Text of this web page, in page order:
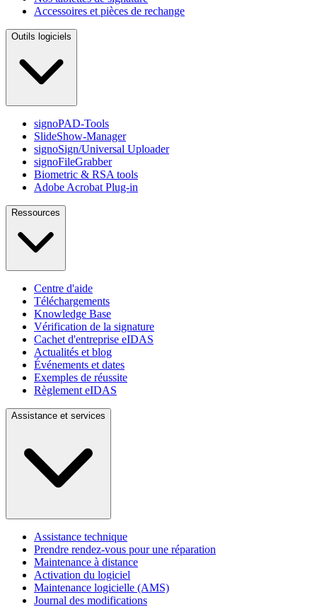
Accessoires et pièces de rechange
Outils logiciels
signoPAD-Tools
SlideShow-Manager
signoSign/Universal Uploader
signoFileGrabber
Biometric & RSA tools
Adobe Acrobat Plug-in
Ressources
Centre d'aide
Téléchargements
Knowledge Base
Vérification de la signature
Cachet d'entreprise eIDAS
Actualités et blog
Événements et dates
Exemples de réussite
Règlement eIDAS
Assistance et services
Assistance technique
Prendre rendez-vous pour une réparation
Maintenance à distance
Activation du logiciel
Maintenance logicielle (AMS)
Journal des modifications